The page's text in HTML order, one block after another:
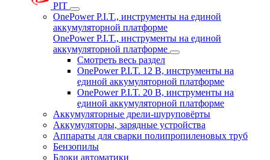
PIT
OnePower P.I.T., инструменты на единой
аккумуляторной платформе
OnePower P.I.T., инструменты на единой
аккумуляторной платформе
Смотреть весь раздел
OnePower P.I.T. 12 В, инструменты на
единой аккумуляторной платформе
OnePower P.I.T. 20 В, инструменты на
единой аккумуляторной платформе
Аккумуляторные дрели-шуруповёрты
Аккумуляторы, зарядные устройства
Аппараты для сварки полипропиленовых труб
Бензопилы
Блоки автоматики